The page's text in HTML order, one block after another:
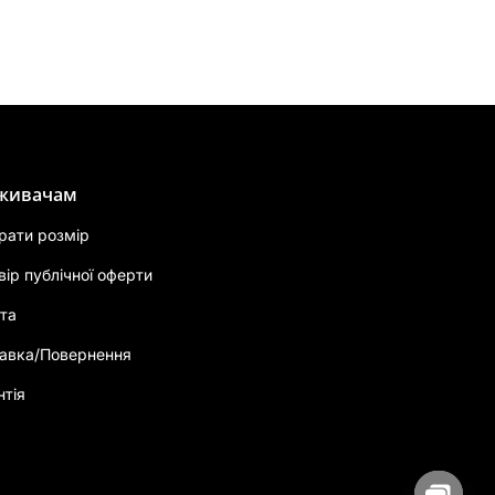
розмір
публічної оферти
Повернення